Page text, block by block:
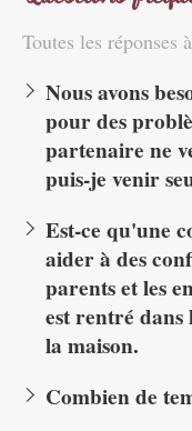
Toutes les réponses
Nous avons
pour des
partenaire ne
puis-je venir
Est-ce qu'une
aider à des
parents et les
est rentré dans
la maison.
Combien de